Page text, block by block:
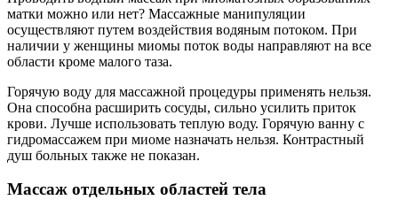
матки можно или нет? Массажные манипуляции
осуществляют путем воздействия водяным потоком. При
наличии у женщины миомы поток воды направляют на все
области кроме малого таза.
Горячую воду для массажной процедуры применять нельзя.
Она способна расширить сосуды, сильно усилить приток
крови. Лучше использовать теплую воду. Горячую ванну с
гидромассажем при миоме назначать нельзя. Контрастный
душ больных также не показан.
Массаж отдельных областей тела